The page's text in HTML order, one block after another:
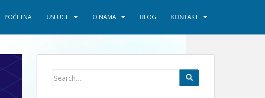
POČETNA USLUGE O NAMA BLOG KONTAKT
Search